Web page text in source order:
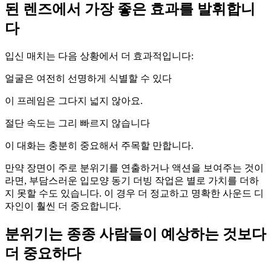
된 렌즈에서 가장 좋은 효과를 발휘합니
다
입신 매치는 다음 상황에서 더 효과적입니다:
얼굴은 여전히 선명하게 식별할 수 있다
이 프레임은 그다지 넓지 않아요.
절단 속도는 그리 빠르지 않습니다
이 대화는 충분히 중요해서 주목할 만합니다.
만약 장면이 주로 분위기를 연출하거나 액션을 보여주는 것이
라면, 부담스러운 입모양 동기 더빙 작업은 별로 가치를 더하
지 못할 수도 있습니다. 이 경우 더 정교하고 명확한 사운드 디
자인이 훨씬 더 중요합니다.
분위기는 종종 사람들이 예상하는 것보다
더 중요하다